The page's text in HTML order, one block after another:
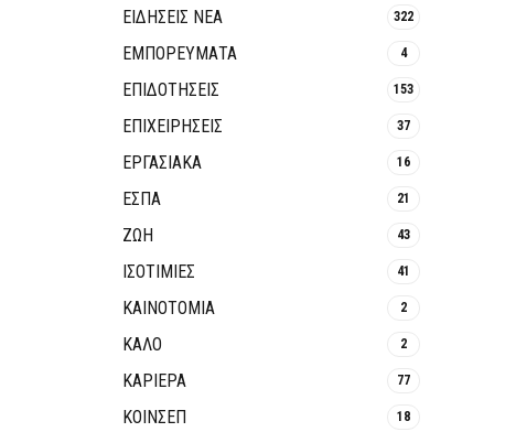
ΕΙΔΗΣΕΙΣ ΝΕΑ 322
ΕΜΠΟΡΕΥΜΑΤΑ 4
ΕΠΙΔΟΤΗΣΕΙΣ 153
ΕΠΙΧΕΙΡΗΣΕΙΣ 37
ΕΡΓΑΣΙΑΚΑ 16
ΕΣΠΑ 21
ΖΩΗ 43
ΙΣΟΤΙΜΙΕΣ 41
ΚΑΙΝΟΤΟΜΊΑ 2
ΚΑΛΟ 2
ΚΑΡΙΕΡΑ 77
ΚΟΙΝΣΕΠ 18